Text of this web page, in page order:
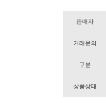
판매자
거래문의
구분
상품상태